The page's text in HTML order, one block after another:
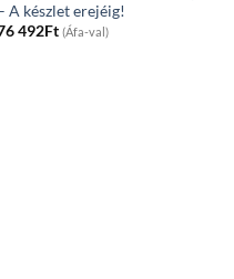
A készlet erejéig!
492Ft (Áfa-val)